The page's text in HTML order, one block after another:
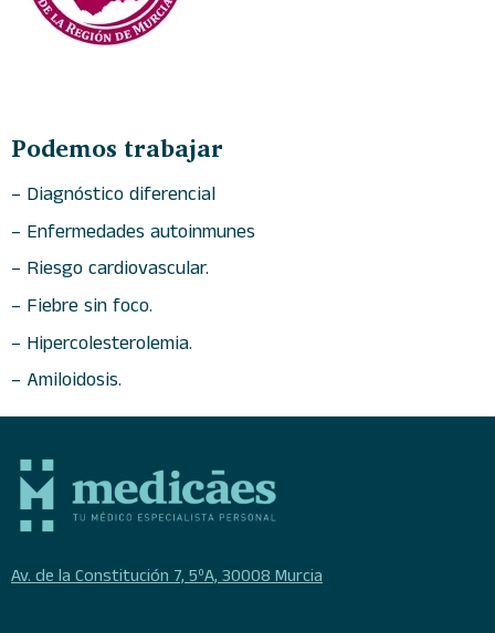
Podemos trabajar
– Diagnóstico diferencial
– Enfermedades autoinmunes
– Riesgo cardiovascular.
– Fiebre sin foco.
– Hipercolesterolemia.
– Amiloidosis.
Av. de la Constitución 7, 5ºA, 30008 Murcia